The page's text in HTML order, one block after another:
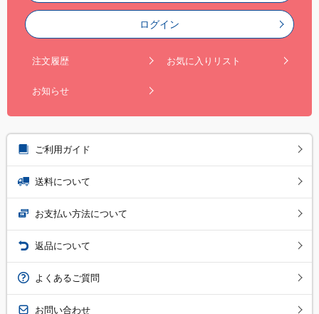
ログイン
注文履歴 お気に入りリスト
お知らせ
ご利用ガイド
送料について
お支払い方法について
返品について
よくあるご質問
お問い合わせ